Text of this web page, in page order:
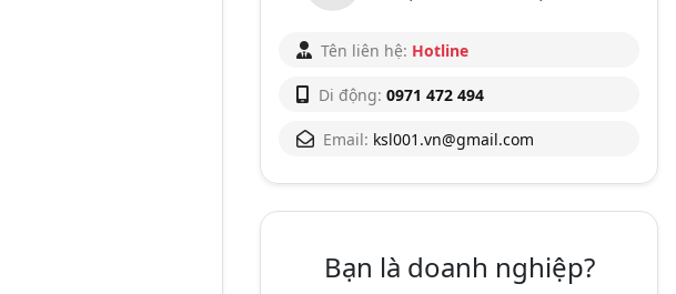
Tên liên hệ: Hotline
Di động: 0971 472 494
Email: ksl001.vn@gmail.com
Bạn là doanh nghiệp?